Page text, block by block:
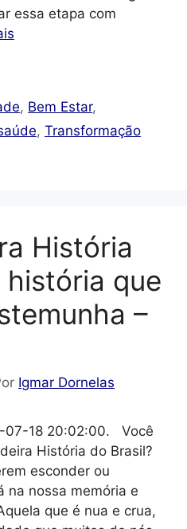
essa etapa com
, Bem Estar,
, Transformação
História
que
–
Igmar Dornelas
07-18 20:02:00. Você
História do Brasil?
esconder ou
na nossa memória e
que é nua e crua,